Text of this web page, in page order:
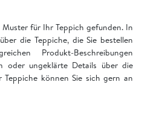
für Ihr Teppich gefunden. In
die Teppiche, die Sie bestellen
Produkt-Beschreibungen
oder ungeklärte Details über die
Teppiche können Sie sich gern an